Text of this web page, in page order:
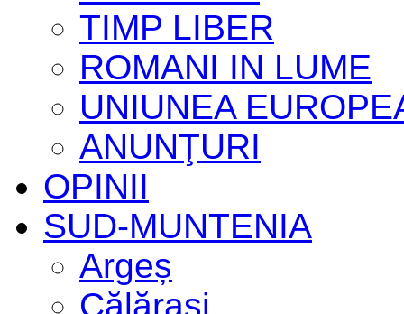
TIMP LIBER
ROMANI IN LUME
UNIUNEA
ANUNŢURI
OPINII
SUD-MUNTENIA
Argeș
Călăraşi